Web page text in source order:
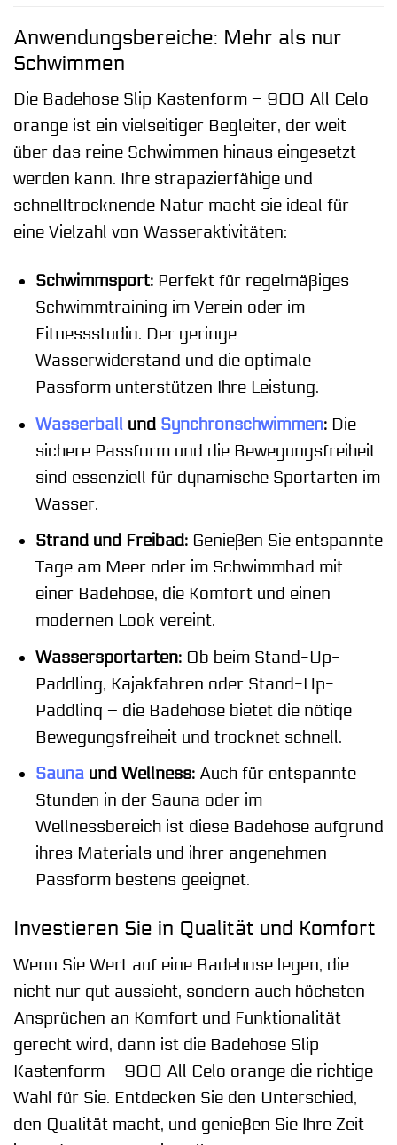
Anwendungsbereiche: Mehr als nur
Schwimmen
Die Badehose Slip Kastenform – 900 All Celo
orange ist ein vielseitiger Begleiter, der weit
über das reine Schwimmen hinaus eingesetzt
werden kann. Ihre strapazierfähige und
schnelltrocknende Natur macht sie ideal für
eine Vielzahl von Wasseraktivitäten:
Schwimmsport:Perfekt für regelmäßiges
Schwimmtraining im Verein oder im
Fitnessstudio. Der geringe
Wasserwiderstand und die optimale
Passform unterstützen Ihre Leistung.
Wasserballund Synchronschwimmen:Die
sichere Passform und die Bewegungsfreiheit
sind essenziell für dynamische Sportarten im
Wasser.
Strand und Freibad:Genießen Sie entspannte
Tage am Meer oder im Schwimmbad mit
einer Badehose, die Komfort und einen
modernen Look vereint.
Wassersportarten:Ob beim Stand-Up-
Paddling, Kajakfahren oder Stand-Up-
Paddling – die Badehose bietet die nötige
Bewegungsfreiheit und trocknet schnell.
Saunaund Wellness:Auch für entspannte
Stunden in der Sauna oder im
Wellnessbereich ist diese Badehose aufgrund
ihres Materials und ihrer angenehmen
Passform bestens geeignet.
Investieren Sie in Qualität und Komfort
Wenn Sie Wert auf eine Badehose legen, die
nicht nur gut aussieht, sondern auch höchsten
Ansprüchen an Komfort und Funktionalität
gerecht wird, dann ist die Badehose Slip
Kastenform – 900 All Celo orange die richtige
Wahl für Sie. Entdecken Sie den Unterschied,
den Qualität macht, und genießen Sie Ihre Zeit